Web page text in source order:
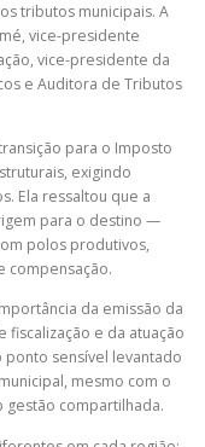
tributos municipais. A
vice-presidente
vice-presidente da
e Auditora de Tributos
para o Imposto
exigindo
Ela ressaltou que a
para o destino —
polos produtivos,
compensação.
da emissão da
fiscalização e da atuação
ponto sensível levantado
mesmo com o
gestão compartilhada.